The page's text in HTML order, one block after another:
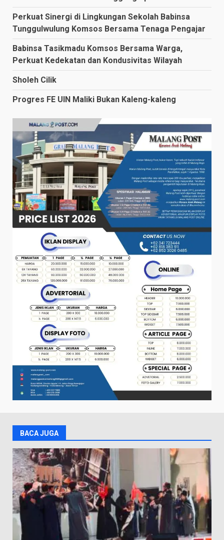
Perkuat Sinergi di Lingkungan Sekolah Babinsa
Tunggulwulung Komsos Bersama Tenaga Pengajar
Babinsa Tasikmadu Komsos Bersama Warga,
Perkuat Kedekatan dan Kondusivitas Wilayah
Sholeh Cilik
Progres FE UIN Maliki Bukan Kaleng-kaleng
BACA JUGA